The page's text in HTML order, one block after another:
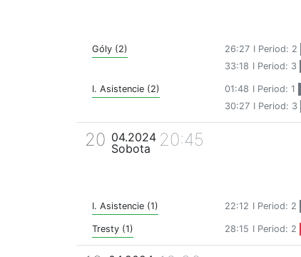
Góly (2) 26:27 I Period: 2
33:18 I Period: 3
I. Asistencie (2) 01:48 I Period: 1
30:27 I Period: 3
20 04.2024
Sobota
20:45
I. Asistencie (1) 22:12 I Period: 2
Tresty (1) 28:15 I Period: 2